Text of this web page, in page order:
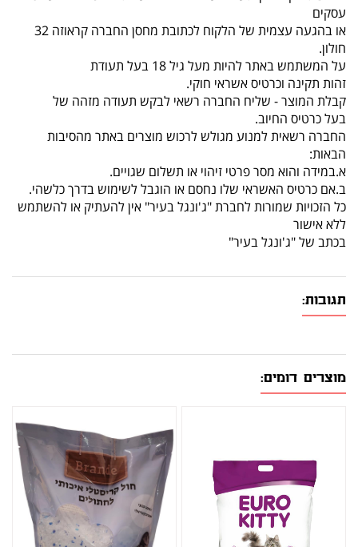
עסקים
או בהגעה עצמית של הלקוח לכתובת מחסן החברה קראוזה 32
חולון.
על המשתמש באתר להיות מעל גיל 18 בעל תעודת
זהות תקינה וכרטיס אשראי חוקי.
קבלת המוצר - שליח החברה רשאי לבקש תעודה מזהה של
בעל כרטיס החיוב.
החברה רשאית למנוע מגולש לרכוש מוצרים באתר מהסיבות
הבאות:
א.במידה והוא מסר פרטי זיהוי או תשלום שגויים.
ב.אם כרטיס האשראי שלו נחסם או הוגבל לשימוש בדרך כלשהי.
כל הזכויות שמורות לחברת "ג'ונגל בעיר" אין להעתיק או להשתמש
ללא אישור
בכתב של "ג'ונגל בעיר"
תגובות:
מוצרים דומים: